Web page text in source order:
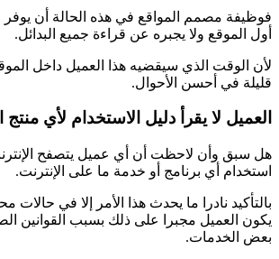
فوظيفة مصمم المواقع في هذه الحالة أن
أول الموقع ولا يجبره عن قراءة جميع البدائل.
لأن الوقت الذي سيقضيه هذا العميل داخل
قليلة في أحسن الأحوال.
العميل لا يقرأ دليل الاستخدام لأي
هل سبق وأن لاحظت أن أي عميل يتصفح
استخدام أي برنامج أو خدمة ما على الإنترنت.
بالتأكيد نادرا ما يحدث هذا الأمر إلا في حالات
يكون العميل مجبرا على ذلك بسبب القوانين
بعض الخدمات.